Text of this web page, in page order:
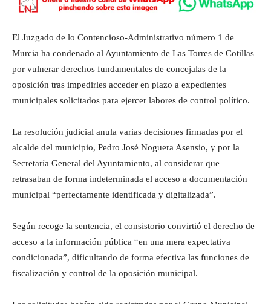
El Juzgado de lo Contencioso-Administrativo número 1 de
Murcia ha condenado al Ayuntamiento de Las Torres de Cotillas
por vulnerar derechos fundamentales de concejalas de la
oposición tras impedirles acceder en plazo a expedientes
municipales solicitados para ejercer labores de control político.
La resolución judicial anula varias decisiones firmadas por el
alcalde del municipio, Pedro José Noguera Asensio, y por la
Secretaría General del Ayuntamiento, al considerar que
retrasaban de forma indeterminada el acceso a documentación
municipal “perfectamente identificada y digitalizada”.
Según recoge la sentencia, el consistorio convirtió el derecho de
acceso a la información pública “en una mera expectativa
condicionada”, dificultando de forma efectiva las funciones de
fiscalización y control de la oposición municipal.